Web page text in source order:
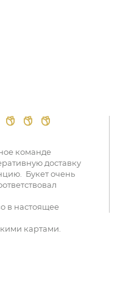
команде
доставку
Букет очень
в настоящее
картами.